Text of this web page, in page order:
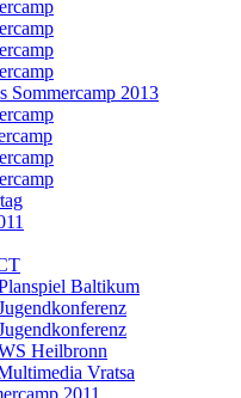
Sommercamp 2013
Baltikum
Heilbronn
Vratsa
2011